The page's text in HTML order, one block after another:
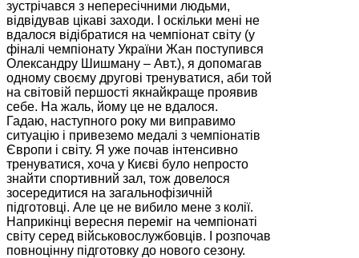
зустрічався з непересічними людьми,
відвідував цікаві заходи. І оскільки мені не
вдалося відібратися на чемпіонат світу (у
фіналі чемпіонату України Жан поступився
Олександру Шишману – Авт.), я допомагав
одному своєму другові тренуватися, аби той
на світовій першості якнайкраще проявив
себе. На жаль, йому це не вдалося.
Гадаю, наступного року ми виправимо
ситуацію і привеземо медалі з чемпіонатів
Європи і світу. Я уже почав інтенсивно
тренуватися, хоча у Києві було непросто
знайти спортивний зал, тож довелося
зосередитися на загальнофізичній
підготовці. Але це не вибило мене з колії.
Наприкінці вересня переміг на чемпіонаті
світу серед військовослужбовців. І розпочав
повноцінну підготовку до нового сезону.